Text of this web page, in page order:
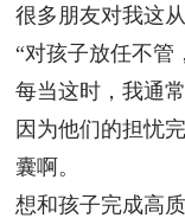
很多朋友对我这
“对孩子放任不管
每当这时，我通
因为他们的担忧
囊啊。
想和孩子完成高